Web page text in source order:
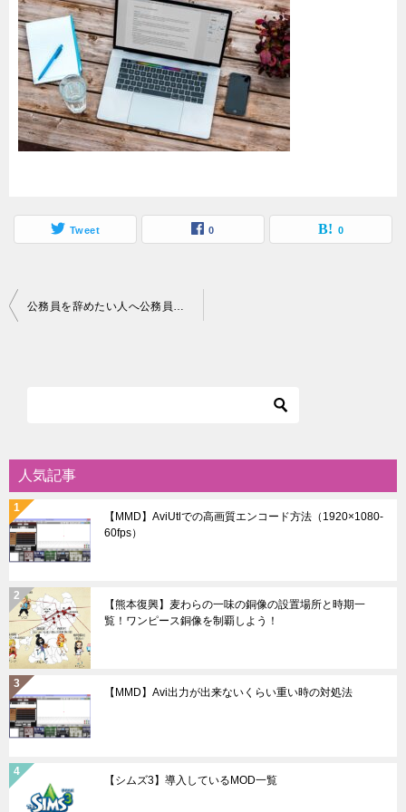
Tweet 0 0
投
シ
ョ
ン
公務員を辞めたい人へ公務員退職時の手続き
人気記事
【MMD】AviUtlでの高画質エンコード方法（1920×1080-
60fps）
【熊本復興】麦わらの一味の銅像の設置場所と時期一
覧！ワンピース銅像を制覇しよう！
【MMD】Avi出力が出来ないくらい重い時の対処法
【シムズ3】導入しているMOD一覧